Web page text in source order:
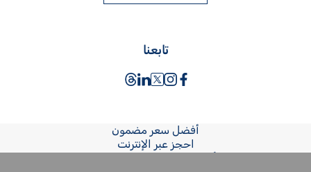
تابعنا
أفضل سعر مضمون
احجز عبر الإنترنت